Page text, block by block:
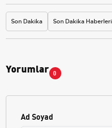
Son Dakika Son Dakika Haberleri
Yorumlar 0
Ad Soyad